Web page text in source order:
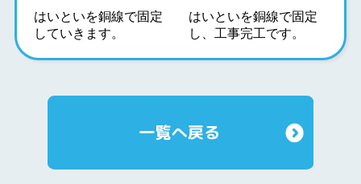
はいといを銅線で固定
していきます。
はいといを銅線で固定
し、工事完工です。